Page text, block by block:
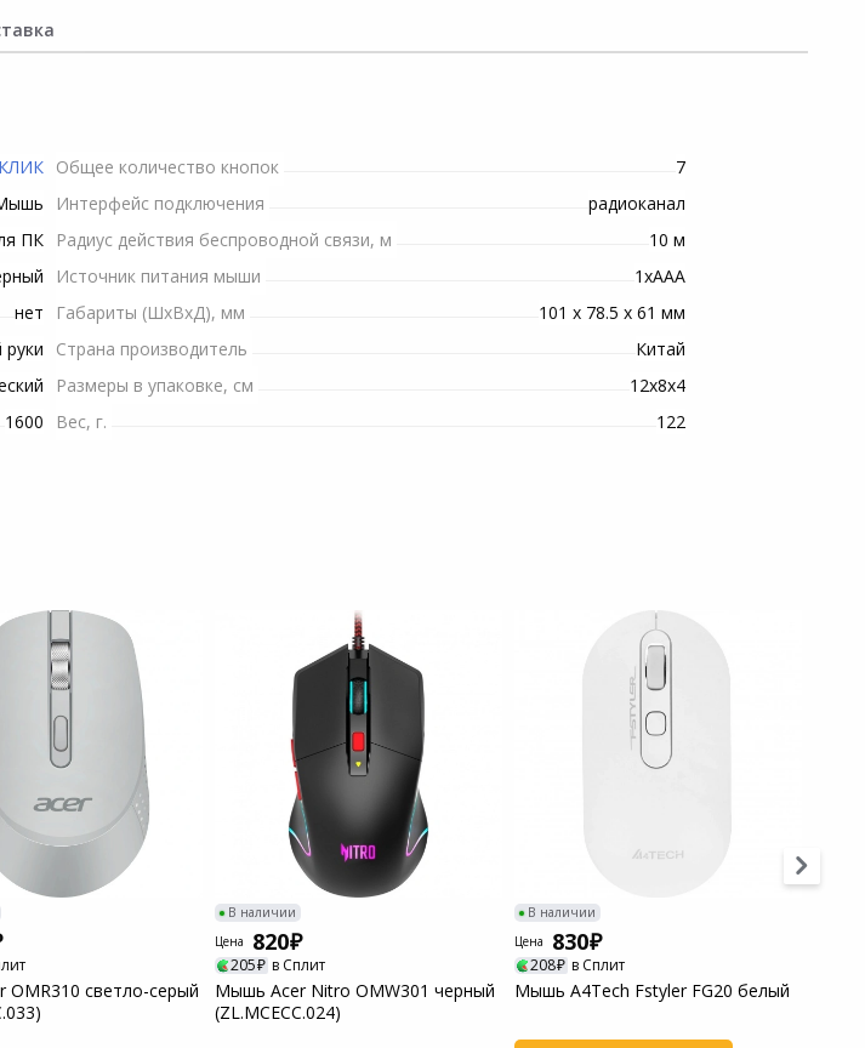
ПК
нет
руки
1600
Общее количество кнопок
7
Интерфейс подключения
радиоканал
Радиус действия беспроводной связи, м
10 м
Источник питания мыши
1xААА
Габариты (ШxВxД), мм
101 x 78.5 x 61 мм
Страна производитель
Китай
Размеры в упаковке, см
12х8х4
Вес, г.
122
светло-серый
В наличии
Цена
820
205 в Сплит
Мышь Acer Nitro OMW301 черный
(ZL.MCECC.024)
В наличии
Цена
830
208 в Сплит
Мышь A4Tech Fstyler FG20 белый
степлеры
машины
обработки
и
триммеров
для